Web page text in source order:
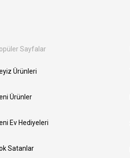
Sayfalar
Ürünleri
Ürünler
Ev Hediyeleri
Satanlar